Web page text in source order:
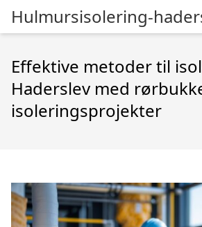
Hulmursisolering-
Effektive metoder til
Haderslev med
isoleringsprojekter